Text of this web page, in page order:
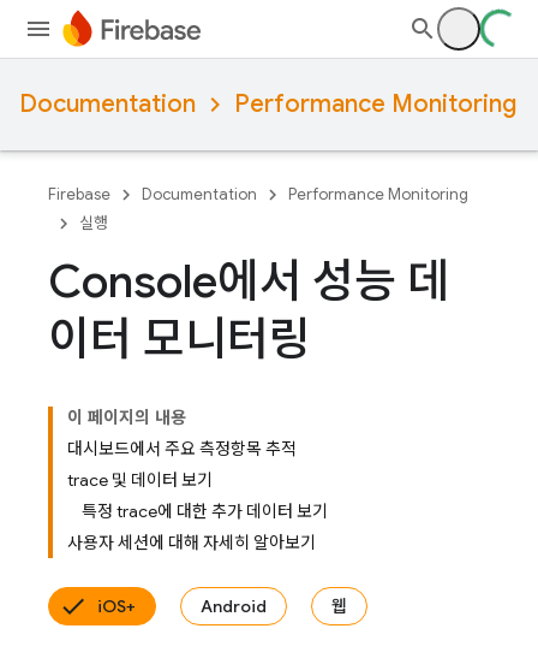
Documentation Performance Monitoring
Firebase Documentation
Performance Monitoring
실행
Console에서 성능 데
이터 모니터링
이 페이지의 내용
대시보드에서 주요 측정항목 추적
trace 및 데이터 보기
특정 trace에 대한 추가 데이터 보기
사용자 세션에 대해 자세히 알아보기
iOS+ Android 웹